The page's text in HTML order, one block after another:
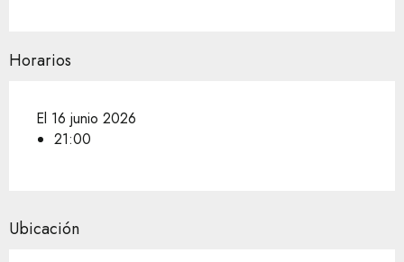
Horarios
El 16 junio 2026
21:00
Ubicación